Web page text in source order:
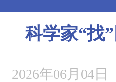
科学家“找
2026年06月04日